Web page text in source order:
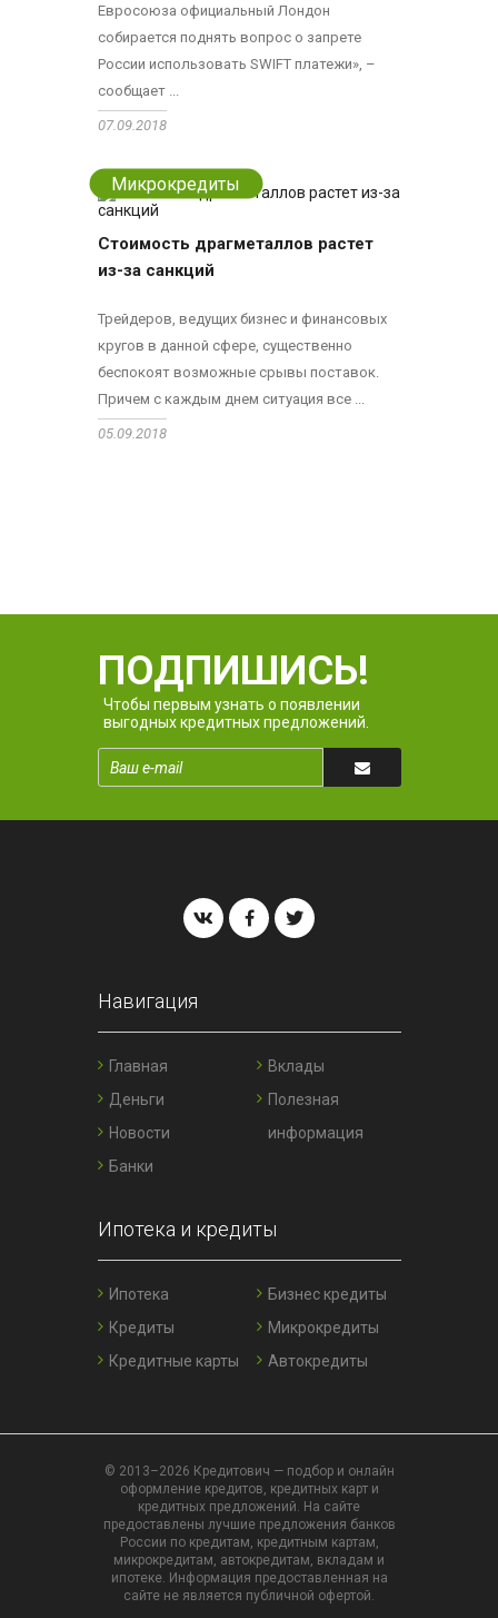
Евросоюза официальный Лондон
собирается поднять вопрос о запрете
России использовать SWIFT платежи», –
сообщает ...
07.09.2018
Микрокредиты
Стоимость драгметаллов растет
из-за санкций
Трейдеров, ведущих бизнес и финансовых
кругов в данной сфере, существенно
беспокоят возможные срывы поставок.
Причем с каждым днем ситуация все ...
05.09.2018
ПОДПИШИСЬ!
Чтобы первым узнать о появлении
выгодных кредитных предложений.
Навигация
Главная
Деньги
Новости
Банки
Вклады
Полезная
информация
Ипотека и кредиты
Ипотека
Кредиты
Кредитные карты
Бизнес кредиты
Микрокредиты
Автокредиты
© 2013–2026 Кредитович — подбор и онлайн
оформление кредитов, кредитных карт и
кредитных предложений. На сайте
предоставлены лучшие предложения банков
России по кредитам, кредитным картам,
микрокредитам, автокредитам, вкладам и
ипотеке. Информация предоставленная на
сайте не является публичной офертой.